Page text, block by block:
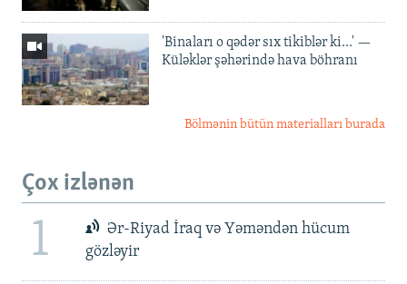
'Binaları o qədər sıx tikiblər ki...' —
Küləklər şəhərində hava böhranı
Bölmənin bütün materialları burada
Çox izlənən
1
Ər-Riyad İraq və Yəməndən hücum
gözləyir